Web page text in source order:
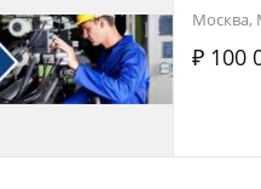
Москва,
₽ 100